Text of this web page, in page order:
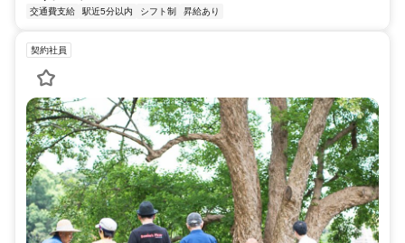
交通費支給 駅近5分以内 シフト制 昇給あり
契約社員